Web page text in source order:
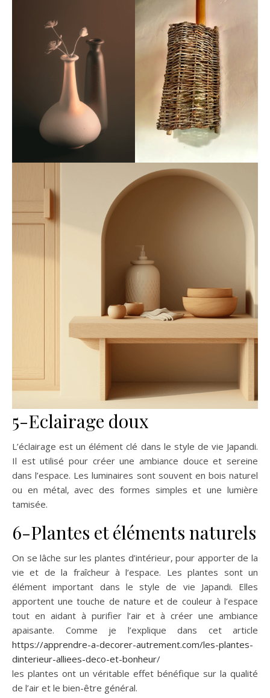
5-Eclairage doux
L’éclairage est un élément clé dans le style de vie Japandi.
Il est utilisé pour créer une ambiance douce et sereine
dans l’espace. Les luminaires sont souvent en bois naturel
ou en métal, avec des formes simples et une lumière
tamisée.
6-Plantes et éléments naturels
On se lâche sur les plantes d’intérieur, pour apporter de la
vie et de la fraîcheur à l’espace. Les plantes sont un
élément important dans le style de vie Japandi. Elles
apportent une touche de nature et de couleur à l’espace
tout en aidant à purifier l’air et à créer une ambiance
apaisante. Comme je l’explique dans cet article
https://apprendre-a-decorer-autrement.com/les-plantes-
dinterieur-alliees-deco-et-bonheur/
les plantes ont un véritable effet bénéfique sur la qualité
de l’air et le bien-être général.